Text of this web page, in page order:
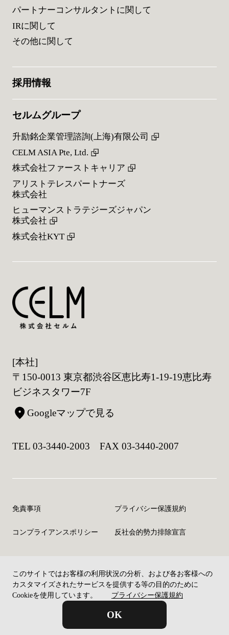
このサイトではお客様の利用状況の分析、および各お客様への
カスタマイズされたサービスを提供する等の目的のために
Cookieを使用しています。 プライバシー保護規約
OK
パートナーコンサルタントに関して
IRに関して
その他に関して
採用情報
セルムグループ
升励銘企業管理諮詢(上海)有限公司
CELM ASIA Pte, Ltd.
株式会社ファーストキャリア
アリストテレスパートナーズ
株式会社
ヒューマンストラテジーズジャパン
株式会社
株式会社KYT
[本社]
〒150-0013 東京都渋谷区恵比寿1-19-19恵比寿
ビジネスタワー7F
Googleマップで見る
TEL 03-3440-2003 FAX 03-3440-2007
免責事項 プライバシー保護規約
コンプライアンスポリシー 反社会的勢力排除宣言
©Copyright CELM Inc. All rights reserved.